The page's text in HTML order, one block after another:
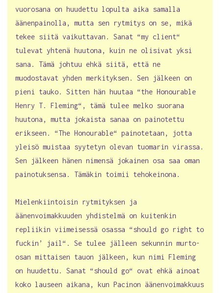
vuorosana on huudettu lopulta aika samalla
äänenpainolla, mutta sen rytmitys on se, mikä
tekee siitä vaikuttavan. Sanat “my client“
tulevat yhtenä huutona, kuin ne olisivat yksi
sana. Tämä johtuu ehkä siitä, että ne
muodostavat yhden merkityksen. Sen jälkeen on
pieni tauko. Sitten hän huutaa “the Honourable
Henry T. Fleming“, tämä tulee melko suorana
huutona, mutta jokaista sanaa on painotettu
erikseen. “The Honourable“ painotetaan, jotta
yleisö muistaa syytetyn olevan tuomarin virassa.
Sen jälkeen hänen nimensä jokainen osa saa oman
painotuksensa. Tämäkin toimii tehokeinona.
Mielenkiintoisin rytmityksen ja
äänenvoimakkuuden yhdistelmä on kuitenkin
repliikin viimeisessä osassa “should go right to
fuckin’ jail“. Se tulee jälleen sekunnin murto-
osan mittaisen tauon jälkeen, kun nimi Fleming
on huudettu. Sanat “should go“ ovat ehkä ainoat
koko lauseen aikana, kun Pacinon äänenvoimakkuus